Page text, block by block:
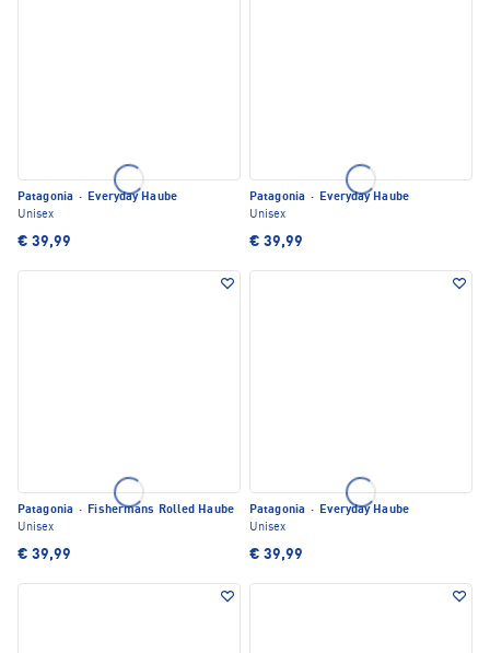
Patagonia · Everyday Haube
Unisex
€ 39,99
Patagonia · Everyday Haube
Unisex
€ 39,99
Patagonia · Fishermans Rolled Haube
Unisex
€ 39,99
Patagonia · Everyday Haube
Unisex
€ 39,99